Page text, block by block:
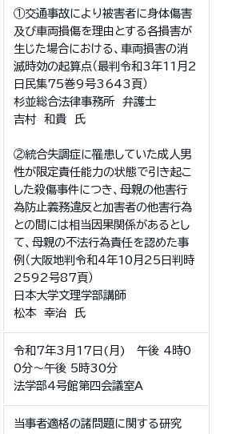
①交通事故により被害者に身体傷害
及び車両損傷を理由とする各損害が
生じた場合における、車両損害の消
滅時効の起算点（最判令和3年11月2
日民集75巻9号3643頁）
杉並総合法律事務所 弁護士
吉村 和貴 氏
②統合失調症に罹患していた成人男
性が限定責任能力の状態で引き起こ
した殺傷事件につき、母親の他害行
為防止義務違反と加害者の他害行為
との間には相当因果関係があるとし
て、母親の不法行為責任を認めた事
例（大阪地判令和4年10月25日判時
2592号87頁）
日本大学文理学部講師
松本 幸治 氏
令和7年3月17日(月) 午後 4時0
0分～午後 5時30分
法学部4号館第四会議室A
当事者適格の諸問題に関する研究